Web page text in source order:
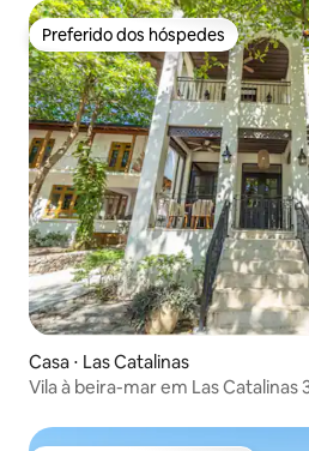
Preferido dos hóspedes
Preferido dos hóspedes
Casa ⋅ Las Catalinas
Vila à beira-mar em Las Catalinas